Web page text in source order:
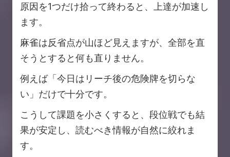
原因を1つだけ拾って終わると、上達が加速し
ます。
麻雀は反省点が山ほど見えますが、全部を直
そうとすると何も直りません。
例えば「今日はリーチ後の危険牌を切らな
い」だけで十分です。
こうして課題を小さくすると、段位戦でも結
果が安定し、読むべき情報が自然に絞れま
す。